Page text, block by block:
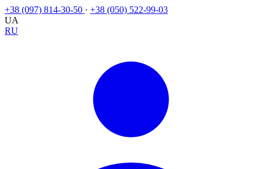
+38 (097) 814-30-50 · +38 (050) 522-99-03
UA
RU